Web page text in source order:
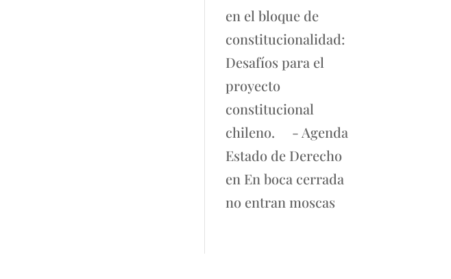
en el bloque de
constitucionalidad:
Desafíos para el
proyecto
constitucional
chileno. - Agenda
Estado de Derecho
en En boca cerrada
no entran moscas